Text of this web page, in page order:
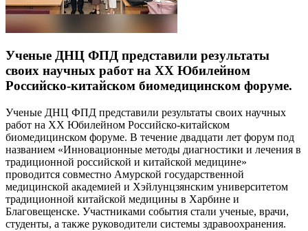
Ученые ДНЦ ФПД представили результаты
своих научных работ на ХХ Юбилейном
Российско-китайском биомедицинском форуме.
Ученые ДНЦ ФПД представили результаты своих научных
работ на ХХ Юбилейном Российско-китайском
биомедицинском форуме. В течение двадцати лет форум под
названием «Инновационные методы диагностики и лечения в
традиционной российской и китайской медицине»
проводится совместно Амурской государственной
медицинской академией и Хэйлунцзянским университетом
традиционной китайской медицины в Харбине и
Благовещенске. Участниками события стали ученые, врачи,
студенты, а также руководители системы здравоохранения.